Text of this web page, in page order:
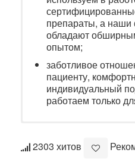
препараты, а наши
обладают
опытом;
заботливое
пациенту,
индивидуальный
работаем только
2303 хитов